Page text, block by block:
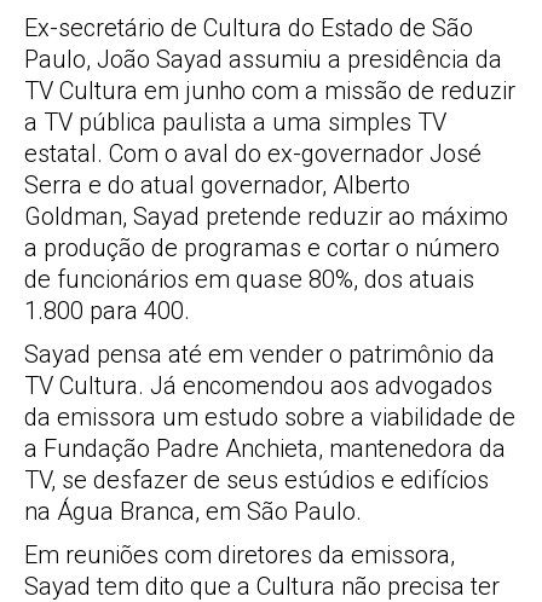
Ex-secretário de Cultura do Estado de São
Paulo, João Sayad assumiu a presidência da
TV Cultura em junho com a missão de reduzir
a TV pública paulista a uma simples TV
estatal. Com o aval do ex-governador José
Serra e do atual governador, Alberto
Goldman, Sayad pretende reduzir ao máximo
a produção de programas e cortar o número
de funcionários em quase 80%, dos atuais
1.800 para 400.
Sayad pensa até em vender o patrimônio da
TV Cultura. Já encomendou aos advogados
da emissora um estudo sobre a viabilidade de
a Fundação Padre Anchieta, mantenedora da
TV, se desfazer de seus estúdios e edifícios
na Água Branca, em São Paulo.
Em reuniões com diretores da emissora,
Sayad tem dito que a Cultura não precisa ter